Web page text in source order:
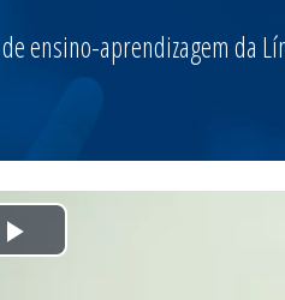
ensino-aprendizagem da
Play